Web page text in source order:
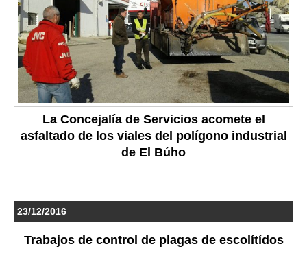
La Concejalía de Servicios acomete el
asfaltado de los viales del polígono industrial
de El Búho
23/12/2016
Trabajos de control de plagas de escolítídos